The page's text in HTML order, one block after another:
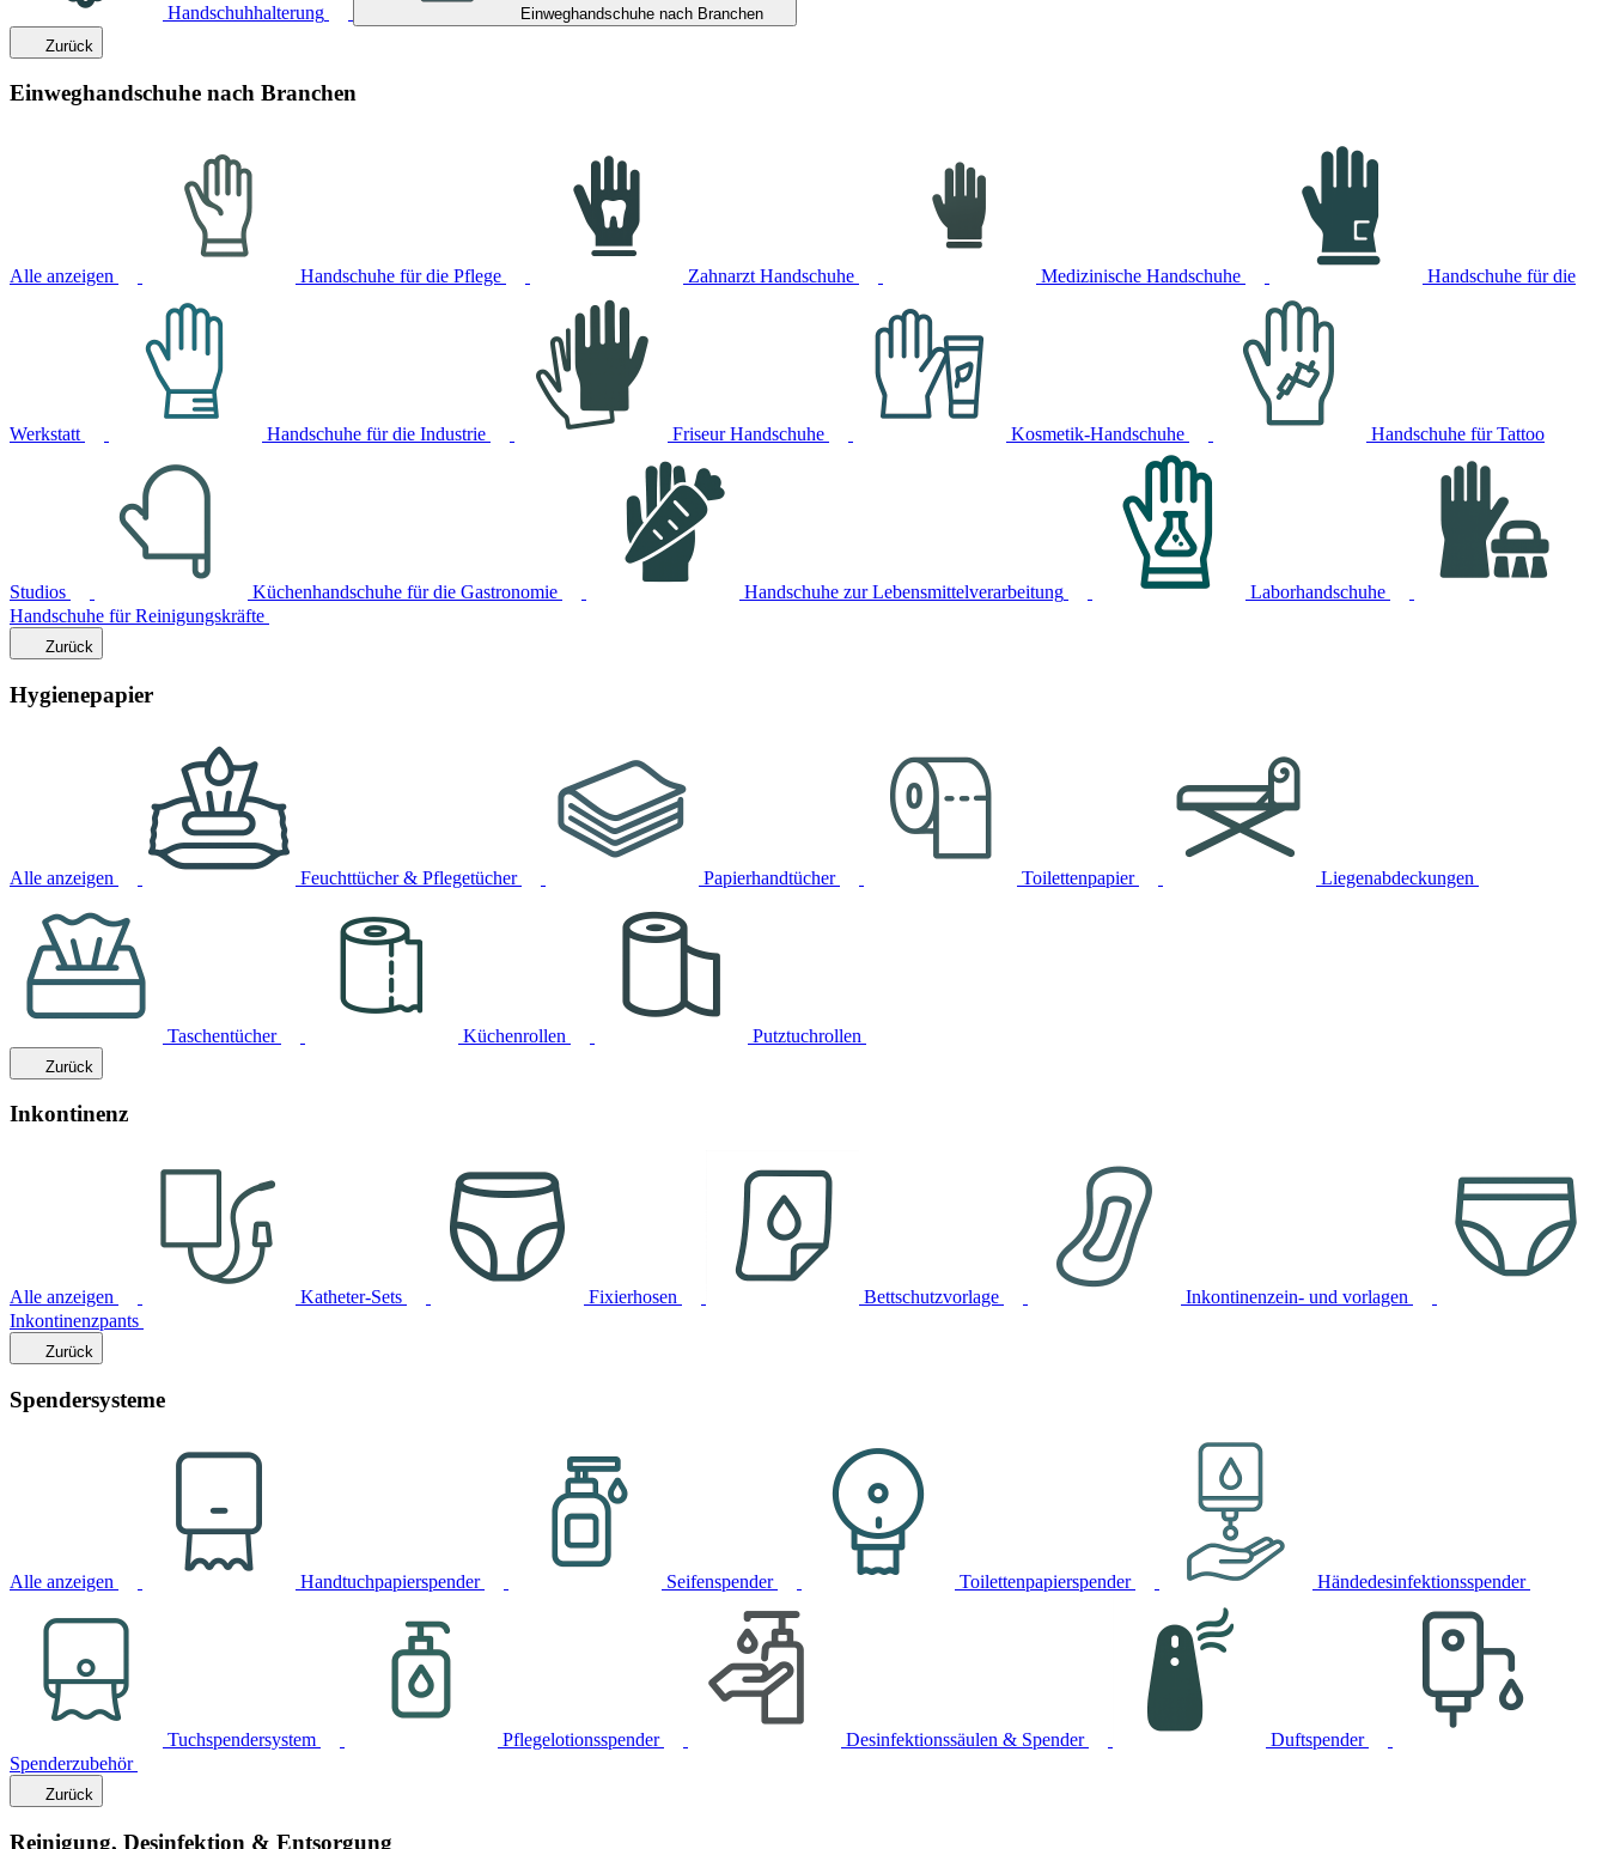
Handschuhhalterung
Einweghandschuhe nach Branchen
Zurück
Einweghandschuhe nach Branchen
Alle anzeigen Handschuhe für die Pflege Zahnarzt Handschuhe Medizinische Handschuhe Handschuhe für die
Werkstatt Handschuhe für die Industrie Friseur Handschuhe Kosmetik-Handschuhe Handschuhe für Tattoo
Studios Küchenhandschuhe für die Gastronomie Handschuhe zur Lebensmittelverarbeitung
Laborhandschuhe
Handschuhe für Reinigungskräfte
Zurück
Hygienepapier
Alle anzeigen Feuchttücher & Pflegetücher Papierhandtücher Toilettenpapier Liegenabdeckungen
Taschentücher Küchenrollen Putztuchrollen
Zurück
Inkontinenz
Alle anzeigen Katheter-Sets Fixierhosen Bettschutzvorlage
Inkontinenzein- und vorlagen
Inkontinenzpants
Zurück
Spendersysteme
Alle anzeigen Handtuchpapierspender Seifenspender Toilettenpapierspender Händedesinfektionsspender
Tuchspendersystem Pflegelotionsspender Desinfektionssäulen & Spender
Duftspender
Spenderzubehör
Zurück
Reinigung, Desinfektion & Entsorgung